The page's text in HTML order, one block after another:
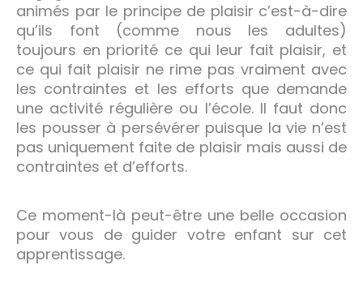
animés par le principe de plaisir c’est-à-dire
qu’ils font (comme nous les adultes)
toujours en priorité ce qui leur fait plaisir, et
ce qui fait plaisir ne rime pas vraiment avec
les contraintes et les efforts que demande
une activité régulière ou l’école. Il faut donc
les pousser à persévérer puisque la vie n’est
pas uniquement faite de plaisir mais aussi de
contraintes et d’efforts.
Ce moment-là peut-être une belle occasion
pour vous de guider votre enfant sur cet
apprentissage.